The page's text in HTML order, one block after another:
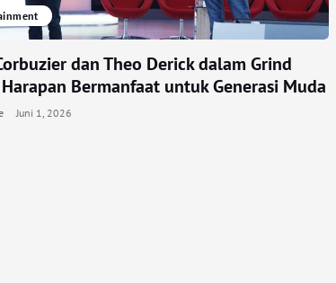
dan Theo Derick dalam Grind
Bermanfaat untuk Generasi Muda
Juni 1, 2026